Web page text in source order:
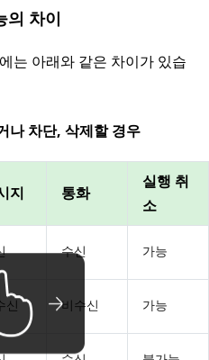
의 차이
는 아래와 같은 차이가 있습
나 차단, 삭제할 경우
지 통화
실행 취
소
수신 가능
신 비수신 가능